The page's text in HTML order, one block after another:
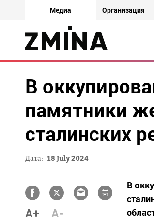
Медиа Организация
В
памятники
сталинских
Дата: 18 July 2024
A+ A-
В